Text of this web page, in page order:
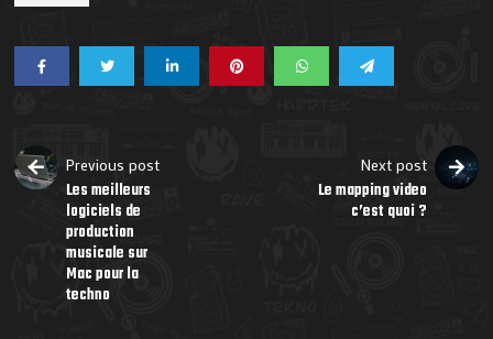
Previous post
Les meilleurs
logiciels de
production
musicale sur
Mac pour la
techno
Next post
Le mapping video
c’est quoi ?